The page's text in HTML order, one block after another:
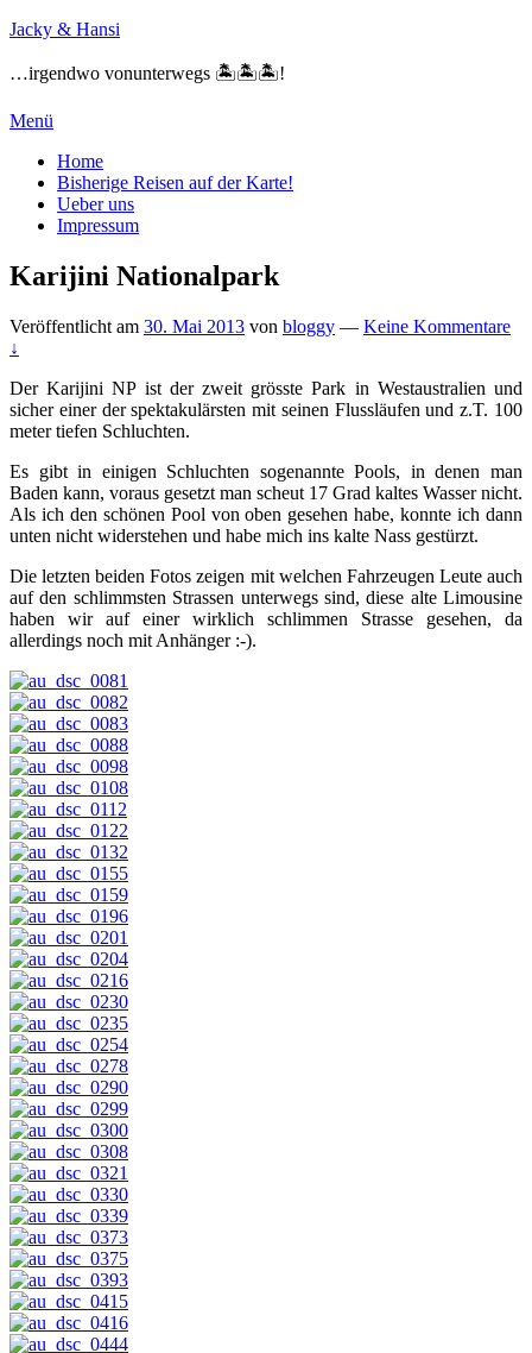
Zum
springen
Jacky & Hansi
…irgendwo vonunterwegs 🏝🏝🏝!
Menü
Primäres
Menü
Home
Bisherige Reisen auf der Karte!
Ueber uns
Impressum
Karijini Nationalpark
Veröffentlicht am 30. Mai 2013 von bloggy — Keine Kommentare
↓
Der Karijini NP ist der zweit grösste Park in Westaustralien und
sicher einer der spektakulärsten mit seinen Flussläufen und z.T. 100
meter tiefen Schluchten.
Es gibt in einigen Schluchten sogenannte Pools, in denen man
Baden kann, voraus gesetzt man scheut 17 Grad kaltes Wasser nicht.
Als ich den schönen Pool von oben gesehen habe, konnte ich dann
unten nicht widerstehen und habe mich ins kalte Nass gestürzt.
Die letzten beiden Fotos zeigen mit welchen Fahrzeugen Leute auch
auf den schlimmsten Strassen unterwegs sind, diese alte Limousine
haben wir auf einer wirklich schlimmen Strasse gesehen, da
allerdings noch mit Anhänger :-).